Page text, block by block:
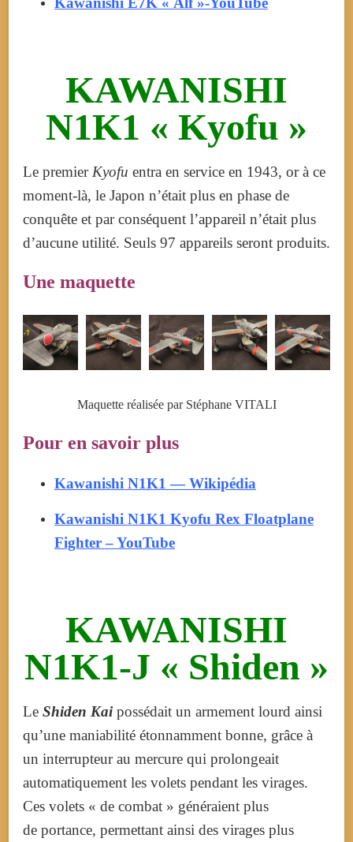
KAWANISHI
N1K1 « Kyofu »
Le premier Kyofu entra en service en 1943, or à ce
moment-là, le Japon n’était plus en phase de
conquête et par conséquent l’appareil n’était plus
d’aucune utilité. Seuls 97 appareils seront produits.
Une maquette
Maquette réalisée par Stéphane VITALI
Pour en savoir plus
Kawanishi N1K1 — Wikipédia
Kawanishi N1K1 Kyofu Rex Floatplane
Fighter – YouTube
KAWANISHI
N1K1-J « Shiden »
Le Shiden Kaipossédait un armement lourd ainsi
qu’une maniabilité étonnamment bonne, grâce à
un interrupteur au mercure qui prolongeait
automatiquement les volets pendant les virages.
Ces volets « de combat » généraient plus
de portance, permettant ainsi des virages plus